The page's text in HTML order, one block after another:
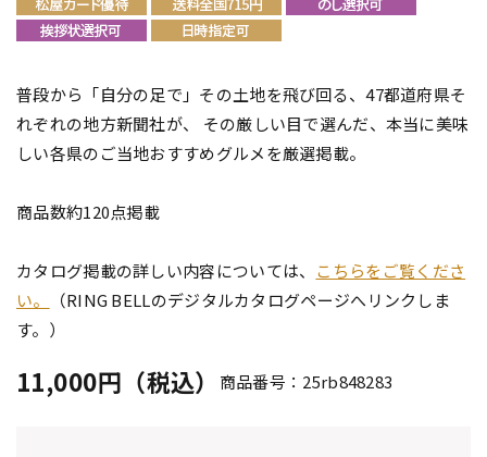
普段から「自分の足で」その土地を飛び回る、47都道府県そ
れぞれの地方新聞社が、 その厳しい目で選んだ、本当に美味
しい各県のご当地おすすめグルメを厳選掲載。
商品数約120点掲載
カタログ掲載の詳しい内容については、 こちらをご覧くださ
い。
（RING BELLのデジタルカタログページへリンクしま
す。）
11,000円（税込） 商品番号：25rb848283